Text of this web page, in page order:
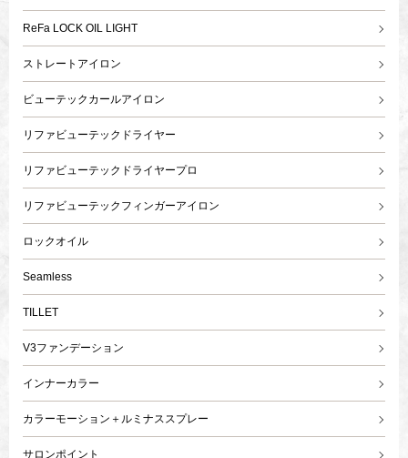
ReFa LOCK OIL LIGHT
ストレートアイロン
ビューテックカールアイロン
リファビューテックドライヤー
リファビューテックドライヤープロ
リファビューテックフィンガーアイロン
ロックオイル
Seamless
TILLET
V3ファンデーション
インナーカラー
カラーモーション＋ルミナススプレー
サロンポイント